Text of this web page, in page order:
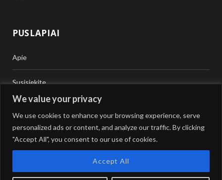
We value your privacy
We use cookies to enhance your browsing experience, serve
personalized ads or content, and analyze our traffic. By clicking
"Accept All", you consent to our use of cookies.
Accept All
PUSLAPIAI
Apie
Susisiekite
Vertimai